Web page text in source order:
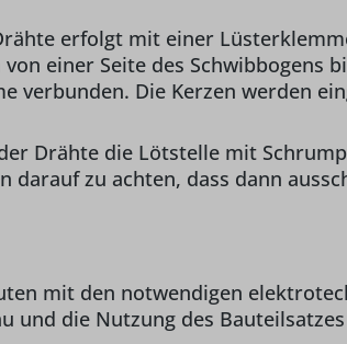
erfolgt mit einer
einer Seite des
verbunden. Die Kerzen werden
Drähte die Lötstelle mit
darauf zu achten, dass dann
mit den notwendigen
und die Nutzung des